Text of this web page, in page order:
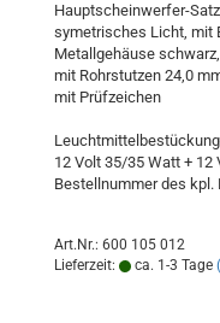
Hauptscheinwerfer-
symetrisches Licht, mit
Metallgehäuse
mit Rohrstutzen 24,0
mit Prüfzeichen
12 Volt 35/35 Watt + 12
Bestellnummer des kpl.
Art.Nr.: 600 105 012
Lieferzeit:
ca. 1-3 Tage